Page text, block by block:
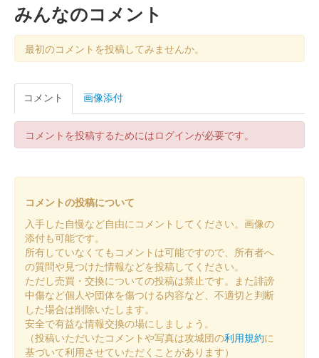
安中城 御城印 武田氏令和七年夏限定
安中城 御城印
安中城 御城印
安中城 御城印
安中城 御城印 徳川譜代冬限定御城印
安中城 御城印 安中氏冬版
みんなのコメント
最初のコメントを投稿してみませんか。
コメント 画像添付
コメントを投稿するためにはログインが必要です。
コメントの投稿について
入手した自慢など自由にコメントしてください。画像の
添付も可能です。
所有していなくてもコメントは可能ですので、所有者へ
の質問や見つけた情報などを投稿してください。
ただし売買・交換についての投稿は禁止です。また誹謗
中傷など個人や団体を傷つける内容など、不適切と判断
した場合は削除いたします。
安全で有益な情報交換の場にしましょう。
（投稿いただいたコメントや写真は攻城団の利用規約に
基づいて利用させていただくことがあります）